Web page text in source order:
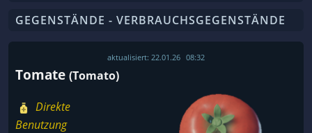
GEGENSTÄNDE - VERBRAUCHSGEGENSTÄNDE
aktualisiert: 22.01.26 08:32
Tomate (Tomato)
Direkte
Benutzung